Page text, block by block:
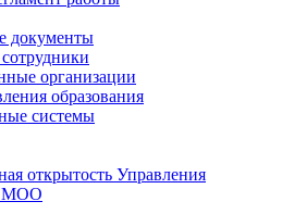
документы
организации
образования
системы
открытость Управления
МОО